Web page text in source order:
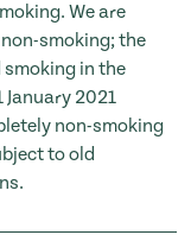
We are
smoking; the
in the
2021
non-smoking
to old